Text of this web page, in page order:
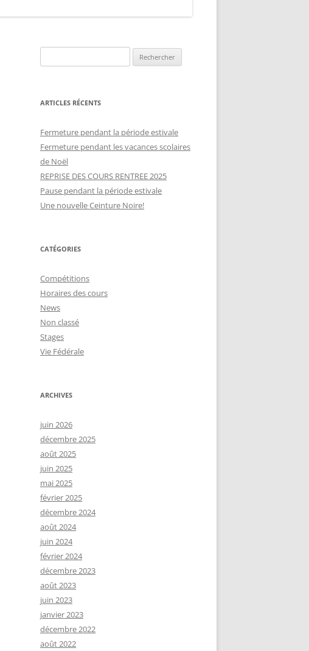
e
h
r
c
h
e
r
ARTICLES RÉCENTS
Fermeture pendant la période estivale
Fermeture pendant les vacances scolaires
de Noël
REPRISE DES COURS RENTREE 2025
Pause pendant la période estivale
Une nouvelle Ceinture Noire!
CATÉGORIES
Compétitions
Horaires des cours
News
Non classé
Stages
Vie Fédérale
ARCHIVES
juin 2026
décembre 2025
août 2025
juin 2025
mai 2025
février 2025
décembre 2024
août 2024
juin 2024
février 2024
décembre 2023
août 2023
juin 2023
janvier 2023
décembre 2022
août 2022